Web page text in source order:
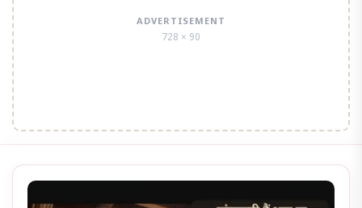
ADVERTISEMENT
728 × 90